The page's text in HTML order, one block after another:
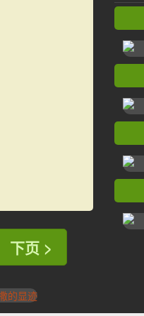
下页 >